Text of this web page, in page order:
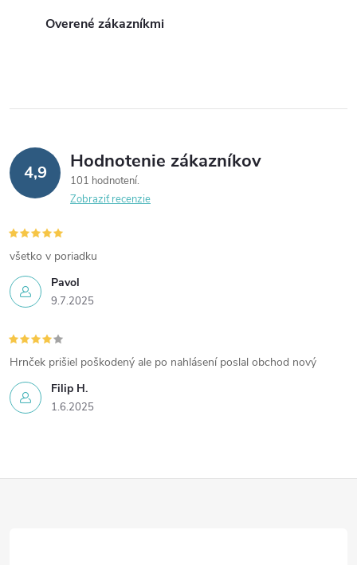
Overené zákazníkmi
4,9 Hodnotenie zákazníkov
101 hodnotení
Zobraziť recenzie
Pavol
9.7.2025
všetko v poriadku
Filip H.
1.6.2025
Hrnček prišiel poškodený ale po nahlásení poslal obchod nový